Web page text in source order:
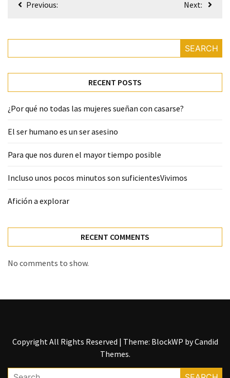
Previous: Next:
SEARCH
RECENT POSTS
¿Por qué no todas las mujeres sueñan con casarse?
El ser humano es un ser asesino
Para que nos duren el mayor tiempo posible
Incluso unos pocos minutos son suficientesVivimos
Afición a explorar
RECENT COMMENTS
No comments to show.
Copyright All Rights Reserved | Theme: BlockWP byCandid
Themes.
Search